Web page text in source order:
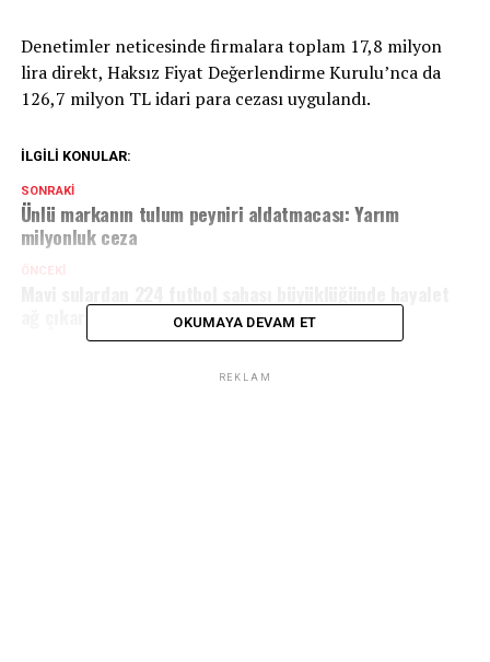
Denetimler neticesinde firmalara toplam 17,8 milyon
lira direkt, Haksız Fiyat Değerlendirme Kurulu’nca da
126,7 milyon TL idari para cezası uygulandı.
İLGILI KONULAR:
SONRAKI
Ünlü markanın tulum peyniri aldatmacası: Yarım
milyonluk ceza
ÖNCEKI
ağ çıkarıldı
OKUMAYA DEVAM ET
REKLAM